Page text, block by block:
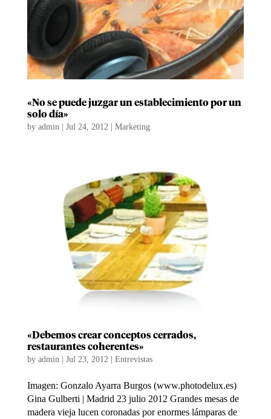
«No se puede juzgar un establecimiento por un
solo día»
by admin| Jul 24, 2012| Marketing
«Debemos crear conceptos cerrados,
restaurantes coherentes»
by admin | Jul 23, 2012 | Entrevistas
Imagen: Gonzalo Ayarra Burgos (www.photodelux.es)
Gina Gulberti | Madrid 23 julio 2012 Grandes mesas de
madera vieja lucen coronadas por enormes lámparas de